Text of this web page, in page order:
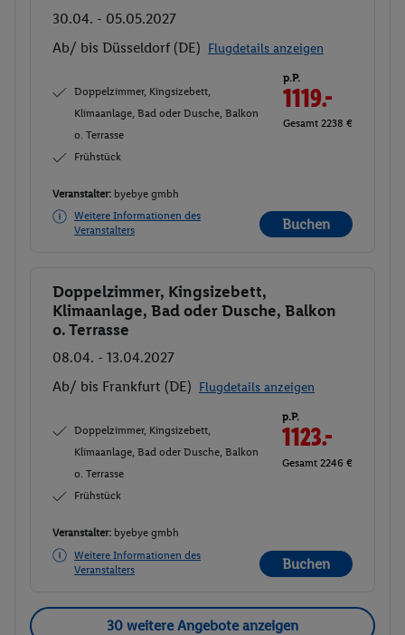
30.04. - 05.05.2027
Ab/ bis Düsseldorf (DE) Flugdetails anzeigen
Doppelzimmer, Kingsizebett,
Klimaanlage, Bad oder Dusche, Balkon
o. Terrasse
Frühstück
p.P.
1119.-
Gesamt 2238 €
Veranstalter: byebye gmbh
Weitere Informationen des
Veranstalters
Buchen
Buchen
Doppelzimmer, Kingsizebett,
Klimaanlage, Bad oder Dusche, Balkon
o. Terrasse
08.04. - 13.04.2027
Ab/ bis Frankfurt (DE) Flugdetails anzeigen
Doppelzimmer, Kingsizebett,
Klimaanlage, Bad oder Dusche, Balkon
o. Terrasse
Frühstück
p.P.
1123.-
Gesamt 2246 €
Veranstalter: byebye gmbh
Weitere Informationen des
Veranstalters
Buchen
30 weitere Angebote anzeigen